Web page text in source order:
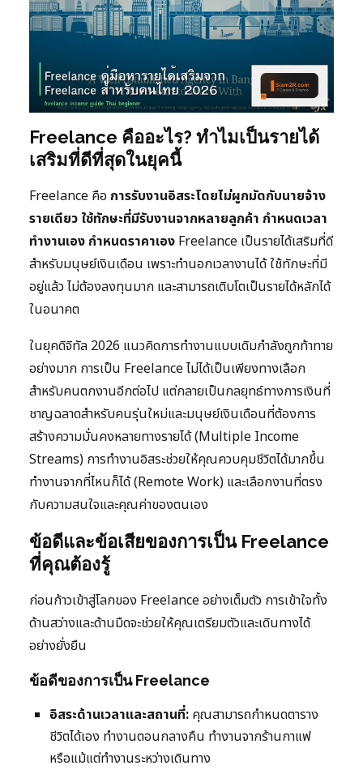
Freelance คืออะไร? ทำไมเป็นรายได้
เสริมที่ดีที่สุดในยุคนี้
Freelance คือ การรับงานอิสระโดยไม่ผูกมัดกับนายจ้าง
รายเดียว ใช้ทักษะที่มีรับงานจากหลายลูกค้า กำหนดเวลา
ทำงานเอง กำหนดราคาเอง Freelance เป็นรายได้เสริมที่ดี
สำหรับมนุษย์เงินเดือน เพราะทำนอกเวลางานได้ ใช้ทักษะที่มี
อยู่แล้ว ไม่ต้องลงทุนมาก และสามารถเติบโตเป็นรายได้หลักได้
ในอนาคต
ในยุคดิจิทัล 2026 แนวคิดการทำงานแบบเดิมกำลังถูกท้าทาย
อย่างมาก การเป็น Freelance ไม่ได้เป็นเพียงทางเลือก
สำหรับคนตกงานอีกต่อไป แต่กลายเป็นกลยุทธ์ทางการเงินที่
ชาญฉลาดสำหรับคนรุ่นใหม่และมนุษย์เงินเดือนที่ต้องการ
สร้างความมั่นคงหลายทางรายได้ (Multiple Income
Streams) การทำงานอิสระช่วยให้คุณควบคุมชีวิตได้มากขึ้น
ทำงานจากที่ไหนก็ได้ (Remote Work) และเลือกงานที่ตรง
กับความสนใจและคุณค่าของตนเอง
ข้อดีและข้อเสียของการเป็น Freelance
ที่คุณต้องรู้
ก่อนก้าวเข้าสู่โลกของ Freelance อย่างเต็มตัว การเข้าใจทั้ง
ด้านสว่างและด้านมืดจะช่วยให้คุณเตรียมตัวและเดินทางได้
อย่างยั่งยืน
ข้อดีของการเป็น Freelance
อิสระด้านเวลาและสถานที่: คุณสามารถกำหนดตาราง
ชีวิตได้เอง ทำงานตอนกลางคืน ทำงานจากร้านกาแฟ
หรือแม้แต่ทำงานระหว่างเดินทาง